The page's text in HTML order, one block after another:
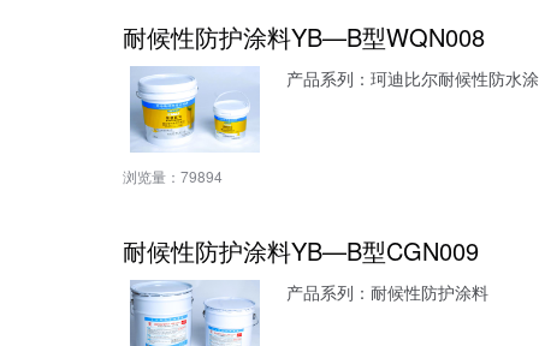
耐候性防护涂料YB—B型WQN008
产品系列：珂迪比尔耐候性防水
浏览量： 79894
耐候性防护涂料YB—B型CGN009
产品系列：耐候性防护涂料